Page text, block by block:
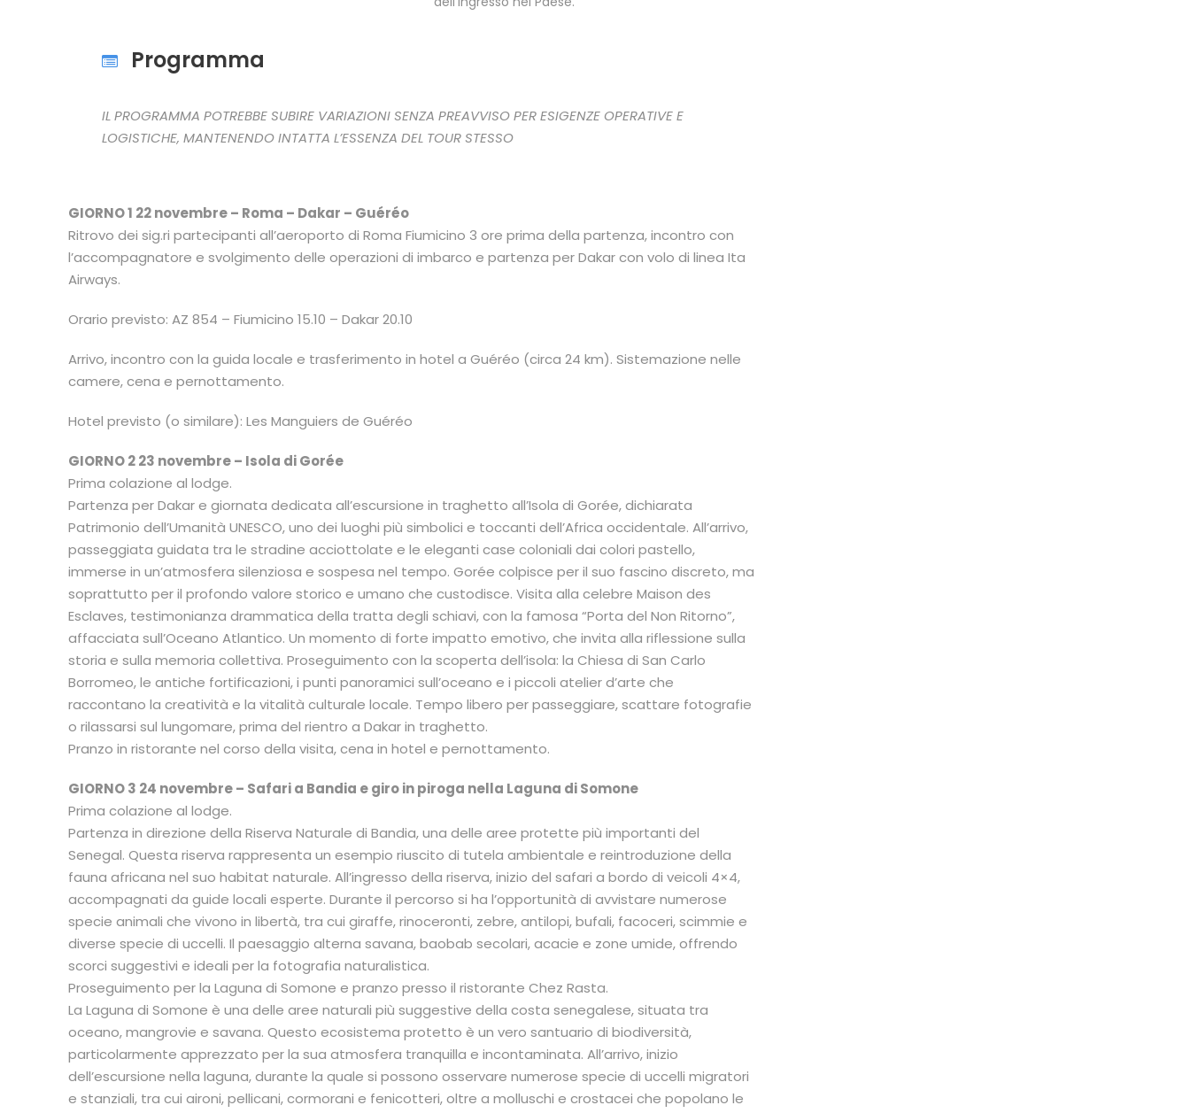
Programma
IL PROGRAMMA POTREBBE SUBIRE VARIAZIONI SENZA PREAVVISO PER ESIGENZE OPERATIVE E
LOGISTICHE, MANTENENDO INTATTA L’ESSENZA DEL TOUR STESSO
GIORNO 1 22 novembre – Roma – Dakar – Guéréo
Ritrovo dei sig.ri partecipanti all’aeroporto di Roma Fiumicino 3 ore prima della partenza, incontro con
l’accompagnatore e svolgimento delle operazioni di imbarco e partenza per Dakar con volo di linea Ita
Airways.
Orario previsto: AZ 854 – Fiumicino 15.10 – Dakar 20.10
Arrivo, incontro con la guida locale e trasferimento in hotel a Guéréo (circa 24 km). Sistemazione nelle
camere, cena e pernottamento.
Hotel previsto (o similare): Les Manguiers de Guéréo
GIORNO 2 23 novembre – Isola di Gorée
Prima colazione al lodge.
Partenza per Dakar e giornata dedicata all’escursione in traghetto all’Isola di Gorée, dichiarata
Patrimonio dell’Umanità UNESCO, uno dei luoghi più simbolici e toccanti dell’Africa occidentale. All’arrivo,
passeggiata guidata tra le stradine acciottolate e le eleganti case coloniali dai colori pastello,
immerse in un’atmosfera silenziosa e sospesa nel tempo. Gorée colpisce per il suo fascino discreto, ma
soprattutto per il profondo valore storico e umano che custodisce. Visita alla celebre Maison des
Esclaves, testimonianza drammatica della tratta degli schiavi, con la famosa “Porta del Non Ritorno”,
affacciata sull’Oceano Atlantico. Un momento di forte impatto emotivo, che invita alla riflessione sulla
storia e sulla memoria collettiva. Proseguimento con la scoperta dell’isola: la Chiesa di San Carlo
Borromeo, le antiche fortificazioni, i punti panoramici sull’oceano e i piccoli atelier d’arte che
raccontano la creatività e la vitalità culturale locale. Tempo libero per passeggiare, scattare fotografie
o rilassarsi sul lungomare, prima del rientro a Dakar in traghetto.
Pranzo in ristorante nel corso della visita, cena in hotel e pernottamento.
GIORNO 3 24 novembre – Safari a Bandia e giro in piroga nella Laguna di Somone
Prima colazione al lodge.
Partenza in direzione della Riserva Naturale di Bandia, una delle aree protette più importanti del
Senegal. Questa riserva rappresenta un esempio riuscito di tutela ambientale e reintroduzione della
fauna africana nel suo habitat naturale. All’ingresso della riserva, inizio del safari a bordo di veicoli 4×4,
accompagnati da guide locali esperte. Durante il percorso si ha l’opportunità di avvistare numerose
specie animali che vivono in libertà, tra cui giraffe, rinoceronti, zebre, antilopi, bufali, facoceri, scimmie e
diverse specie di uccelli. Il paesaggio alterna savana, baobab secolari, acacie e zone umide, offrendo
scorci suggestivi e ideali per la fotografia naturalistica.
Proseguimento per la Laguna di Somone e pranzo presso il ristorante Chez Rasta.
La Laguna di Somone è una delle aree naturali più suggestive della costa senegalese, situata tra
oceano, mangrovie e savana. Questo ecosistema protetto è un vero santuario di biodiversità,
particolarmente apprezzato per la sua atmosfera tranquilla e incontaminata. All’arrivo, inizio
dell’escursione nella laguna, durante la quale si possono osservare numerose specie di uccelli migratori
e stanziali, tra cui aironi, pellicani, cormorani e fenicotteri, oltre a molluschi e crostacei che popolano le